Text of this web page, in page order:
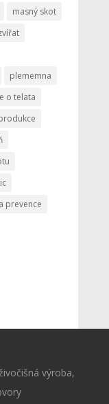
masný skot
plememna
o telata
prevence
výroba,